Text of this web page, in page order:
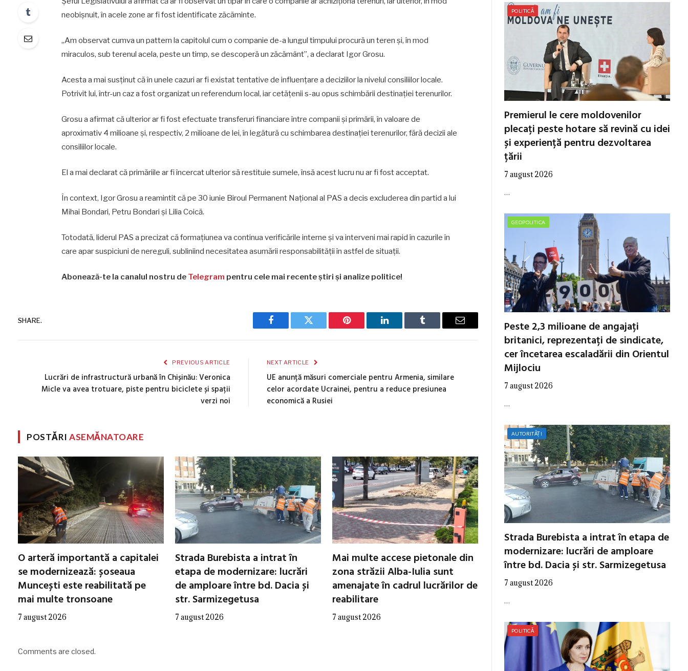
neobișnuit, în acele zone ar fi fost identificate zăcăminte.
„Am observat cumva un pattern la capitolul cum o companie de-a lungul timpului procură un teren și, în mod
miraculos, sub terenul acela, peste un timp, se descoperă un zăcământ”, a declarat Igor Grosu.
Acesta a mai susținut că în unele cazuri ar fi existat tentative de influențare a deciziilor la nivelul consiliilor locale.
Potrivit lui, într-un caz a fost organizat un referendum local, iar cetățenii s-au opus schimbării destinației terenurilor.
Grosu a afirmat că ulterior ar fi fost efectuate transferuri financiare între companii și primării, în valoare de
aproximativ 4 milioane și, respectiv, 2 milioane de lei, în legătură cu schimbarea destinației terenurilor, fără decizii ale
consiliilor locale.
El a mai declarat că primăriile ar fi încercat ulterior să restituie sumele, însă acest lucru nu ar fi fost acceptat.
În context, Igor Grosu a reamintit că pe 30 iunie Biroul Permanent Național al PAS a decis excluderea din partid a lui
Mihai Bondari, Petru Bondari și Lilia Coică.
Totodată, liderul PAS a precizat că formațiunea va continua verificările interne și va interveni mai rapid în cazurile în
care apar suspiciuni de nereguli, subliniind necesitatea asumării responsabilității în astfel de situații.
Abonează-te la canalul nostru de Telegram pentru cele mai recente știri și analize politice!
SHARE.
Facebook Twitter Pinterest LinkedIn Tumblr Email
PREVIOUS ARTICLE
Lucrări de infrastructură urbană în Chișinău: Veronica
Micle va avea trotuare, piste pentru biciclete și spații
verzi noi
NEXT ARTICLE
UE anunță măsuri comerciale pentru Armenia, similare
celor acordate Ucrainei, pentru a reduce presiunea
economică a Rusiei
POSTĂRIASEMĂNATOARE
O arteră importantă a capitalei
se modernizează: șoseaua
Muncești este reabilitată pe
mai multe tronsoane
7 august 2026
Strada Burebista a intrat în
etapa de modernizare: lucrări
de amploare între bd. Dacia și
str. Sarmizegetusa
7 august 2026
Mai multe accese pietonale din
zona străzii Alba-Iulia sunt
amenajate în cadrul lucrărilor de
reabilitare
7 august 2026
Comments are closed.
POLITICĂ
Premierul le cere moldovenilor
plecați peste hotare să revină cu idei
și experiență pentru dezvoltarea
țării
7 august 2026
…
GEOPOLITICA
Peste 2,3 milioane de angajați
britanici, reprezentați de sindicate,
cer încetarea escaladării din Orientul
Mijlociu
7 august 2026
…
AUTORITĂȚI
Strada Burebista a intrat în etapa de
modernizare: lucrări de amploare
între bd. Dacia și str. Sarmizegetusa
7 august 2026
…
POLITICĂ